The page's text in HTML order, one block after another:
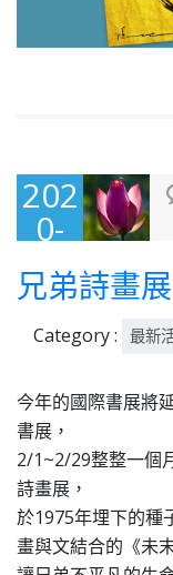
202
0-
01-
31
兄弟詩畫展
Category : 最新
今年的國際書展將
書展，
2/1~2/29整整一個
詩畫展，
於1975年埋下的種
畫與文結合的《未